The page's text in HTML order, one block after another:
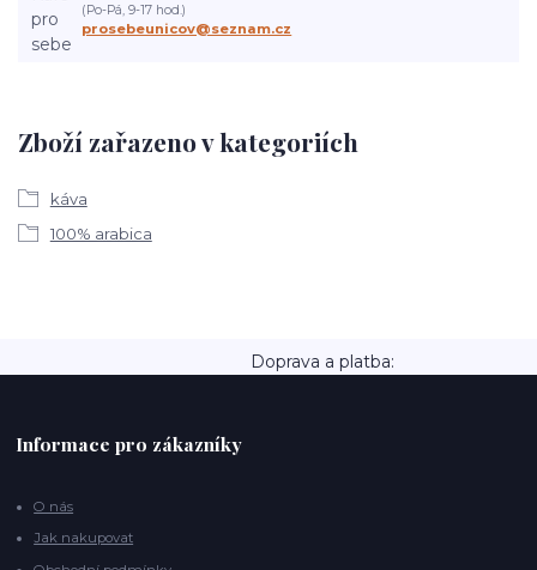
Zboží zařazeno v kategoriích
káva
100% arabica
(Po-Pá, 9-17 hod.)
prosebeunicov@seznam.cz
Doprava a platba:
Informace pro zákazníky
O nás
Jak nakupovat